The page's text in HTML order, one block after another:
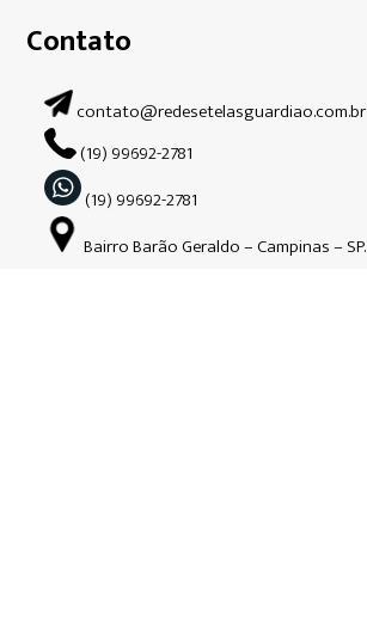
Contato
contato@redesetelasguardiao.com.br
(19) 99692-2781
(19) 99692-2781
Bairro Barão Geraldo – Campinas – SP.